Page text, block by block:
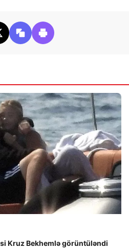
Kruz Bekhemlə görüntüləndi